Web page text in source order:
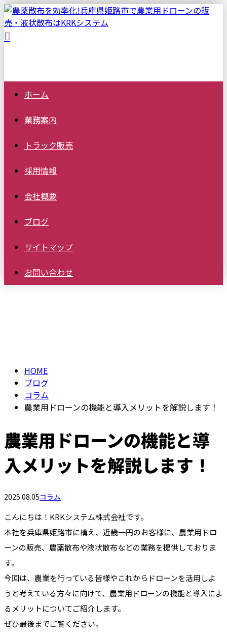
ホーム
業務案内
トラック販売
採用情報
会社概要
ブログ
サイトマップ
お問い合わせ
HOME
ブログ
コラム
農業用ドローンの機能と導入メリットを解説します！
農業用ドローンの機能と導
入メリットを解説します！
2025.08.05コラム
こんにちは！KRKシステム株式会社です。
本社を兵庫県姫路市に構え、近畿一円のお客様に、農業用ドロ
ーンの販売、農薬散布や液状散布などの業務を提供しておりま
す。
今回は、農業を行っている皆様やこれからドローンを活用しよ
うと考えている方々に向けて、農業用ドローンの機能と導入によ
るメリットについてご紹介します。
ぜひ最後までご覧ください。